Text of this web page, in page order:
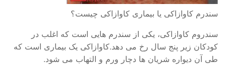
سندرم کاوازاکی یا بیماری کاوازاکی چیست؟
سندروم کاوازاکی، یکی از سندرم هایی است که اغلب در
کودکان زیر پنج سال رخ می دهد.کاوازاکی یک بیماری است که
طی آن دیواره شریان ها دچار ورم و التهاب می شود.